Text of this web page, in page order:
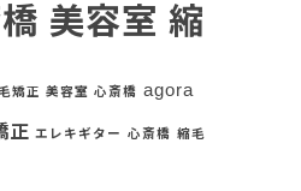
美容室 縮
矯正 美容室 心斎橋 agora
正 エレキギター 心斎橋 縮毛